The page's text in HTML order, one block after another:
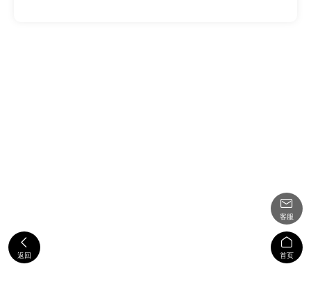

返回

客服

首页